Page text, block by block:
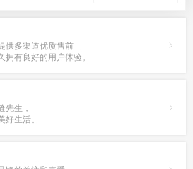
懂美缝，你只需
速缝先生恒固型
底。我们做的
供多渠道优质售前
拥有良好的用户体验。
先生，
好生活。